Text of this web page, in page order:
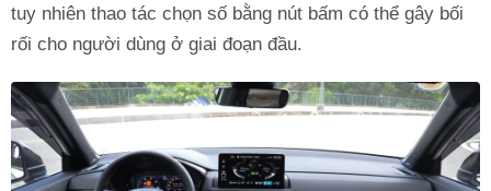
tuy nhiên thao tác chọn số bằng nút bấm có thể gây bối
rối cho người dùng ở giai đoạn đầu.